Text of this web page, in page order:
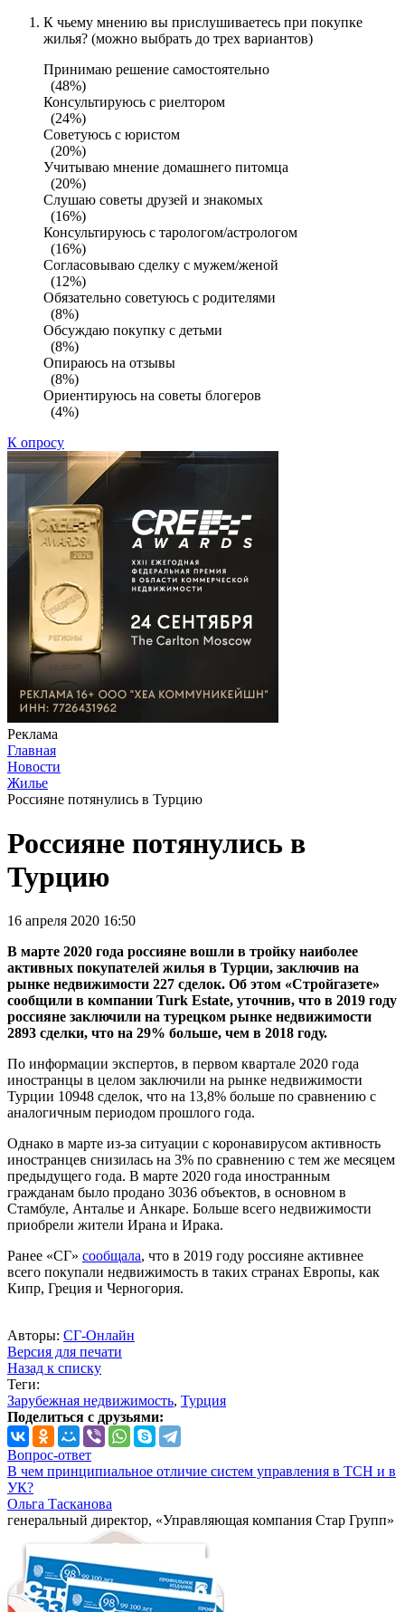
К чьему мнению вы прислушиваетесь при покупке
жилья? (можно выбрать до трех вариантов)
Принимаю решение самостоятельно
(48%)
Консультируюсь с риелтором
(24%)
Советуюсь с юристом
(20%)
Учитываю мнение домашнего питомца
(20%)
Слушаю советы друзей и знакомых
(16%)
Консультируюсь с тарологом/астрологом
(16%)
Согласовываю сделку с мужем/женой
(12%)
Обязательно советуюсь с родителями
(8%)
Обсуждаю покупку с детьми
(8%)
Опираюсь на отзывы
(8%)
Ориентируюсь на советы блогеров
(4%)
К опросу
Реклама
Главная
Новости
Жилье
Россияне потянулись в Турцию
Россияне потянулись в
Турцию
16 апреля 2020 16:50
В марте 2020 года россияне вошли в тройку наиболее
активных покупателей жилья в Турции, заключив на
рынке недвижимости 227 сделок. Об этом «Стройгазете»
сообщили в компании Turk Estate, уточнив, что в 2019 году
россияне заключили на турецком рынке недвижимости
2893 сделки, что на 29% больше, чем в 2018 году.
По информации экспертов, в первом квартале 2020 года
иностранцы в целом заключили на рынке недвижимости
Турции 10948 сделок, что на 13,8% больше по сравнению с
аналогичным периодом прошлого года.
Однако в марте из-за ситуации с коронавирусом активность
иностранцев снизилась на 3% по сравнению с тем же месяцем
предыдущего года. В марте 2020 года иностранным
гражданам было продано 3036 объектов, в основном в
Стамбуле, Анталье и Анкаре. Больше всего недвижимости
приобрели жители Ирана и Ирака.
Ранее «СГ» сообщала, что в 2019 году россияне активнее
всего покупали недвижимость в таких странах Европы, как
Кипр, Греция и Черногория.
Авторы: СГ-Онлайн
Версия для печати
Назад к списку
Теги:
Зарубежная недвижимость, Турция
Поделиться с друзьями:
Вопрос-ответ
В чем принципиальное отличие систем управления в ТСН и в
УК?
Ольга Тасканова
генеральный директор, «Управляющая компания Стар Групп»